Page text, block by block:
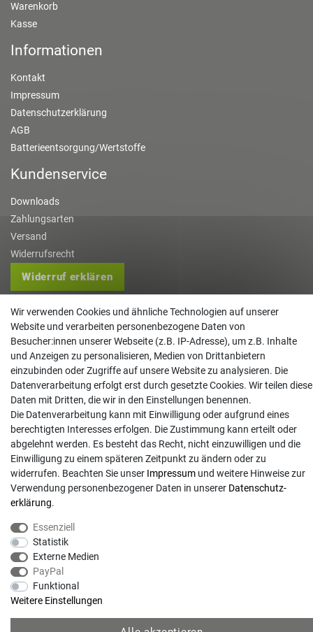
Warenkorb
Kasse
Informationen
Kontakt
Impressum
Datenschutzerklärung
AGB
Batterieentsorgung/Wertstoffe
Kundenservice
Downloads
Zahlungsarten
Versand
Widerrufsrecht
Widerruf erklären
Kontakt
info@gartentechnik-hansen.de
0481 8565-0
Mo. - Do. 08:00 - 17:00 | Fr. 8:00 - 15:00
Anrufe aus dem dt. Festnetz zum Ortstarif, Preise aus dem Mobilfunknetz ggf.
abweichend (abhängig vom Provider).
© Copyright 2026 | Alle Rechte vorbehalten. - Gartentechnik Hansen | Realisation
Wir verwenden Cookies und ähnliche Technologien auf unserer
Website und verarbeiten personenbezogene Daten von
Besucher:innen unserer Webseite (z.B. IP-Adresse), um z.B. Inhalte
und Anzeigen zu personalisieren, Medien von Drittanbietern
einzubinden oder Zugriffe auf unsere Website zu analysieren. Die
Datenverarbeitung erfolgt erst durch gesetzte Cookies. Wir teilen diese
Daten mit Dritten, die wir in den Einstellungen benennen.
Die Datenverarbeitung kann mit Einwilligung oder aufgrund eines
berechtigten Interesses erfolgen. Die Zustimmung kann erteilt oder
abgelehnt werden. Es besteht das Recht, nicht einzuwilligen und die
Einwilligung zu einem späteren Zeitpunkt zu ändern oder zu
widerrufen. Beachten Sie unser Impressum und weitere Hinweise zur
Verwendung personenbezogener Daten in unserer Daten­schutz­
erklärung.
Essenziell
Statistik
Externe Medien
PayPal
Funktional
Weitere Einstellungen